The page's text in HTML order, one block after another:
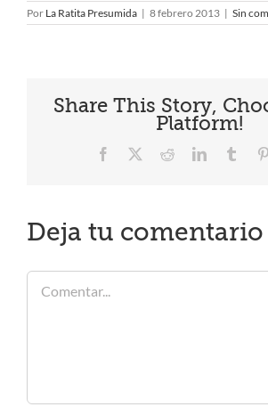
Por La Ratita Presumida | 8 febrero 2013 | Sin
Share This Story,
Platform!
Facebook RedditLinkedIn
Deja tu comentario
Comentar